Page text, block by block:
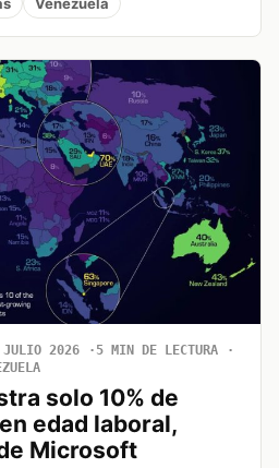
JULIO 2026
5 MIN DE LECTURA
solo 10% de
edad laboral,
Microsoft